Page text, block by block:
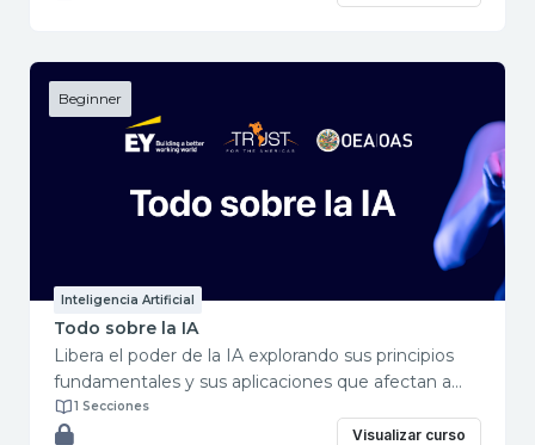
concluir con una sólida comprensión de cómo
utilizar la IA de forma segura y efectiva en la
educación.
Beginner
Inteligencia Artificial
Todo sobre la IA
Libera el poder de la IA explorando sus principios
fundamentales y sus aplicaciones que afectan a
todas las facetas de nuestras vidas. Desde mejorar
las actividades diarias a través de asistentes de voz
1 Secciones
Visualizar curso